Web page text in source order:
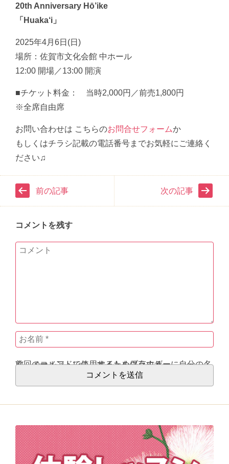
20th Anniversary Hō’ike
「Huaka‘i」
2025年4月6日(日)
場所：佐賀市文化会館 中ホール
12:00 開場／13:00 開演
■チケット料金： 当時2,000円／前売1,800円
※全席自由席
お問い合わせは こちらのお問合せフォームか
もしくはチラシ記載の電話番号までお気軽にご連絡く
ださい♫
前の記事 次の記事
コメントを残す
次回のコメントで使用するためブラウザーに自分の名前、メールアドレス、サイトを保存する。